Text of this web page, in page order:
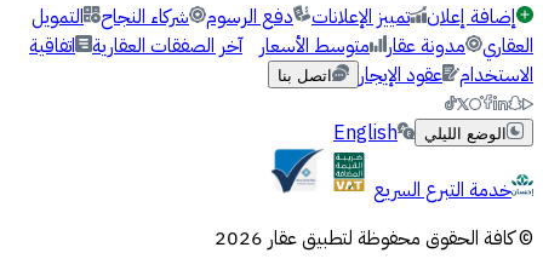
إضافة إعلان تمييز الإعلانات دفع الرسوم شركاء النجاح
التمويل
العقاري
مدونة عقار متوسط الأسعار آخر الصفقات العقارية
اتفاقية
الاستخدام عقود الإيجار اتصل بنا
الوضع الليلي
English
خدمة التبرع السريع
© كافة الحقوق محفوظة لتطبيق عقار 2026